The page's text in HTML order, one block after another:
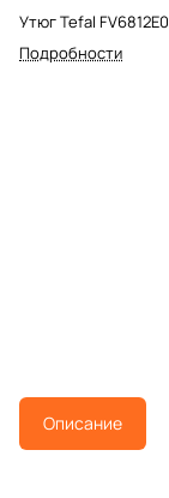
Утюг Tefal FV6812E0
Подробности
Описание